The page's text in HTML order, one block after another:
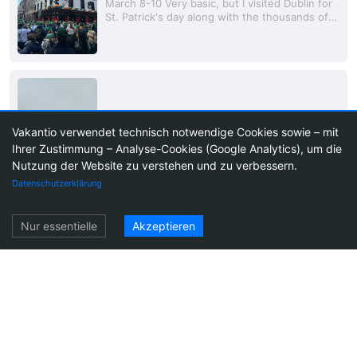
March 8-10 Very basic, but I visited Dublin for
St. Patrick's day along with the thousands of
Ennistymon Community School
Vakantio verwendet technisch notwendige Cookies sowie – mit
Ihrer Zustimmung – Analyse-Cookies (Google Analytics), um die
Nutzung der Website zu verstehen und zu verbessern.
Datenschutzerklärung
Nur essentielle Akzeptieren